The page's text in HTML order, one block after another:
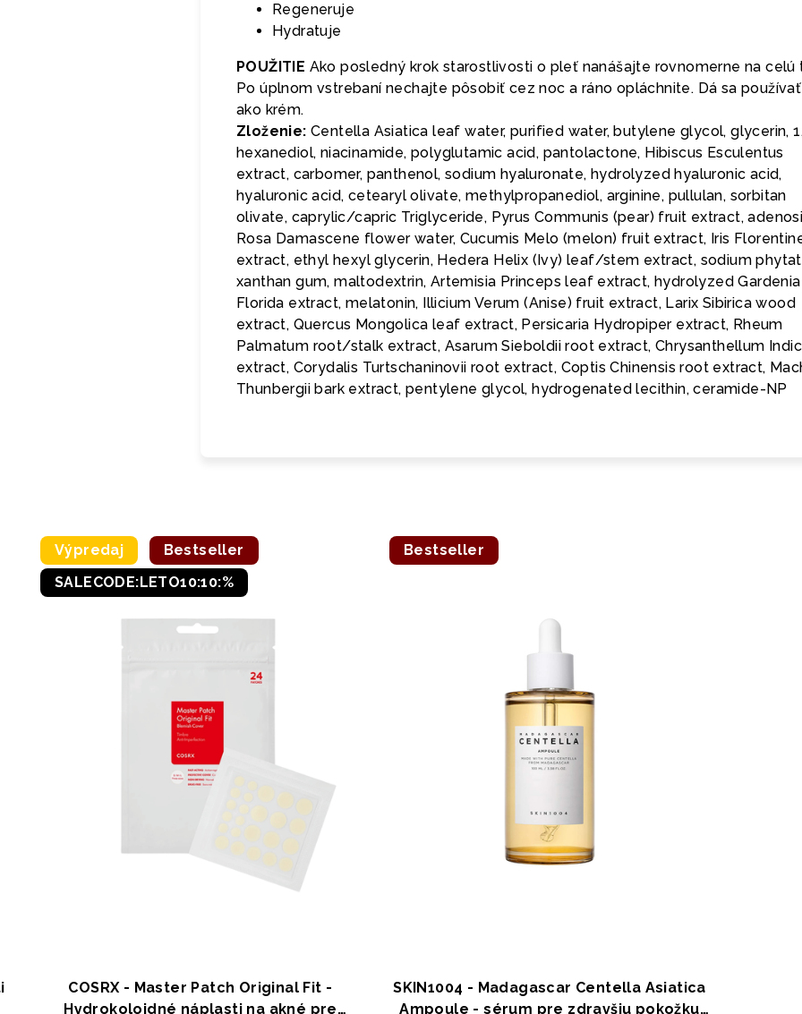
Regeneruje
Hydratuje
POUŽITIE Ako posledný krok starostlivosti o pleť nanášajte rovnomerne na celú
Po úplnom vstrebaní nechajte pôsobiť cez noc a ráno opláchnite. Dá sa
ako krém.
Zloženie: Centella Asiatica leaf water, purified water, butylene glycol, glycerin,
hexanediol, niacinamide, polyglutamic acid, pantolactone, Hibiscus Esculentus
extract, carbomer, panthenol, sodium hyaluronate, hydrolyzed hyaluronic acid,
hyaluronic acid, cetearyl olivate, methylpropanediol, arginine, pullulan, sorbitan
olivate, caprylic/capric Triglyceride, Pyrus Communis (pear) fruit extract,
Rosa Damascene flower water, Cucumis Melo (melon) fruit extract, Iris
extract, ethyl hexyl glycerin, Hedera Helix (Ivy) leaf/stem extract, sodium
xanthan gum, maltodextrin, Artemisia Princeps leaf extract, hydrolyzed Gardenia
Florida extract, melatonin, Illicium Verum (Anise) fruit extract, Larix Sibirica wood
extract, Quercus Mongolica leaf extract, Persicaria Hydropiper extract, Rheum
Palmatum root/stalk extract, Asarum Sieboldii root extract, Chrysanthellum
extract, Corydalis Turtschaninovii root extract, Coptis Chinensis root extract,
Thunbergii bark extract, pentylene glycol, hydrogenated lecithin, ceramide-NP
Výpredaj
Bestseller
SALECODE:LETO10:10:%
COSRX - Master Patch Original Fit -
Hydrokoloidné náplasti na akné pre
Bestseller
SKIN1004 - Madagascar Centella Asiatica
Ampoule - sérum pre zdravšiu pokožku